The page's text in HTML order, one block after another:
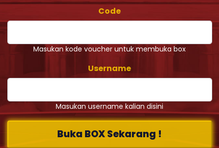
Code
Masukan kode voucher untuk membuka box
Username
Masukan username kalian disini
Buka BOX Sekarang !